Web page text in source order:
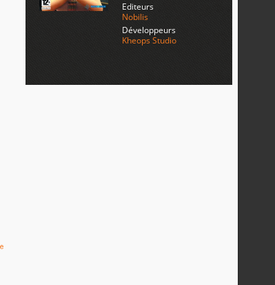
Editeurs
Nobilis
Développeurs
Kheops Studio